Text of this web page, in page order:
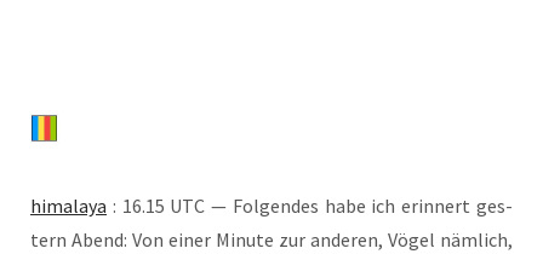
hima­la­ya : 16.15 UTC — Fol­gen­des habe ich erin­nert ges­
tern Abend: Von einer Minu­te zur ande­ren, Vögel näm­lich,